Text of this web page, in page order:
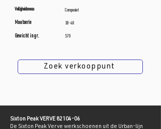
Veiligheidsneus Composiet
Maatserie 38-48
Gewicht in gr. 570
Zoek verkooppunt
Sixton Peak VERVE 82104-06
De Sixton Peak Verve werkschoenen uit de Urban-lijn